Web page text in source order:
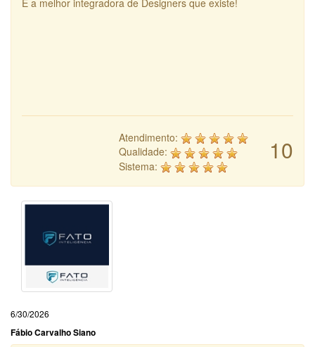
É a melhor integradora de Designers que existe!
10
Atendimento:
Qualidade:
Sistema:
6/30/2026
Fábio Carvalho Siano